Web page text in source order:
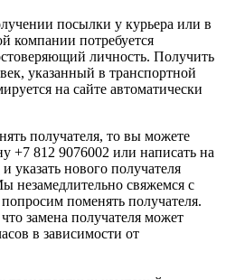
посылки у курьера или в
компании потребуется
личность. Получить
указанный в транспортной
на сайте автоматически
получателя, то вы можете
+7 812 9076002 или написать на
и указать нового получателя
свяжемся с
поменять получателя.
замена получателя может
в зависимости от